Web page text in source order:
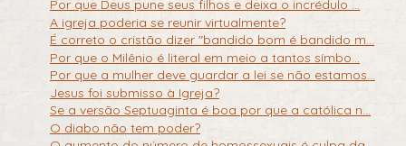
Por que Deus pune seus filhos e deixa o incrédulo ...
A igreja poderia se reunir virtualmente?
É correto o cristão dizer "bandido bom é bandido m...
Por que o Milênio é literal em meio a tantos símbo...
Por que a mulher deve guardar a lei se não estamos...
Jesus foi submisso à Igreja?
Se a versão Septuaginta é boa por que a católica n...
O diabo não tem poder?